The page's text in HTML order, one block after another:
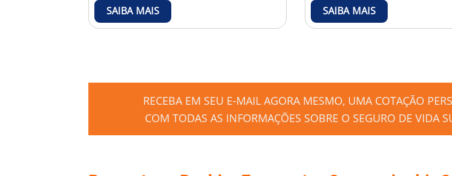
SAIBA MAIS SAIBA MAIS
RECEBA EM SEU E-MAIL AGORA MESMO, UMA COTAÇÃO
COM TODAS AS INFORMAÇÕES SOBRE O SEGURO DE VIDA